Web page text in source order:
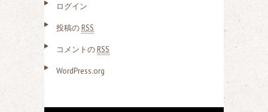
ログイン
投稿のRSS
コメントのRSS
WordPress.org